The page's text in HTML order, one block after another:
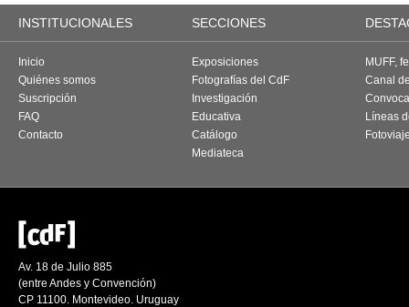
INSTITUCIONALES SECCIONES
Inicio
Quiénes somos
Suscripción
FAQ
Contacto
Exposiciones
Fotografías del CdF
Investigación
Educativa
Catálogo
Mediateca
MUFF,
Canal
Líneas
Av. 18 de Julio 885
(entre Andes y Convención)
CP 11100. Montevideo. Uruguay